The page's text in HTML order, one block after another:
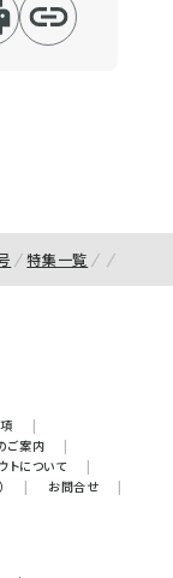
特集一覧
|
ご案内
|
トについて
|
| お問合せ
|